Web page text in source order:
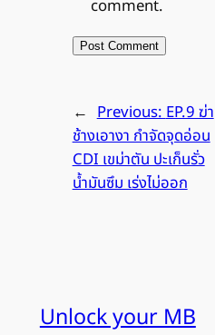
comment.
← Previous:EP.9 ฆ่า
ช้างเอางา กำจัดจุดอ่อน
CDI เขม่าตัน ปะเก็นรั่ว
น้ำมันซึม เร่งไม่ออก
Unlock your MB